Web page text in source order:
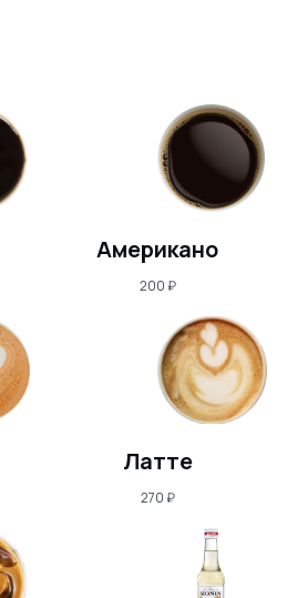
Американо
200 ₽
Латте
270 ₽